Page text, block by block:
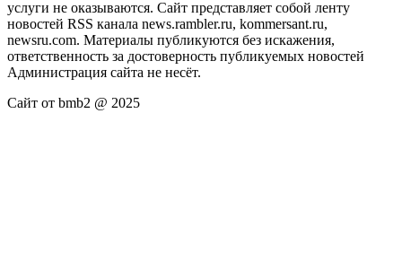
услуги не оказываются. Сайт представляет собой ленту
новостей RSS канала news.rambler.ru, kommersant.ru,
newsru.com. Материалы публикуются без искажения,
ответственность за достоверность публикуемых новостей
Администрация сайта не несёт.
Сайт от bmb2 @ 2025